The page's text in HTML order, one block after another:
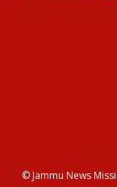
© Jammu News